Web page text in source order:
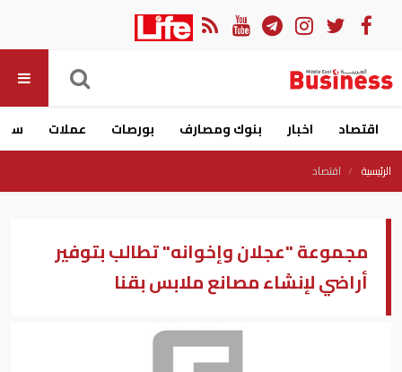
اقتصاد اخبار بنوك ومصارف بورصات عملات
الرئيسية اقتصاد
مجموعة "عجلان وإخوانه" تطالب بتوفير
أراضي لإنشاء مصانع ملابس بقنا